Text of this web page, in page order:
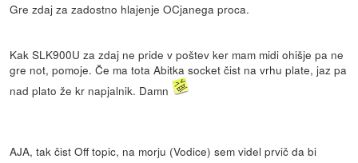
Gre zdaj za zadostno hlajenje OCjanega proca.
Kak SLK900U za zdaj ne pride v poštev ker mam midi ohišje pa ne
gre not, pomoje. Če ma tota Abitka socket čist na vrhu plate, jaz pa
nad plato že kr napjalnik. Damn
AJA, tak čist Off topic, na morju (Vodice) sem videl prvič da bi